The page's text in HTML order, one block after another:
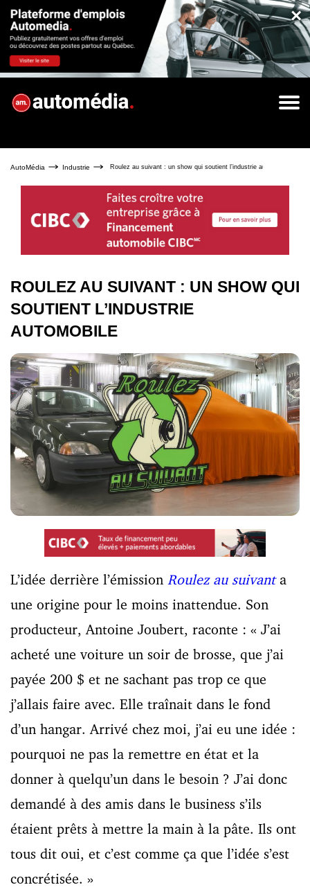
×
AutoMédia Industrie Roulez au suivant : un show qui soutient l’industrie automobile
ROULEZ AU SUIVANT : UN SHOW QUI
SOUTIENT L’INDUSTRIE
AUTOMOBILE
L’idée derrière l’émission Roulez au suivanta
une origine pour le moins inattendue. Son
producteur, Antoine Joubert, raconte : « J’ai
acheté une voiture un soir de brosse, que j’ai
payée 200 $ et ne sachant pas trop ce que
j’allais faire avec. Elle traînait dans le fond
d’un hangar. Arrivé chez moi, j’ai eu une idée :
pourquoi ne pas la remettre en état et la
donner à quelqu’un dans le besoin ? J’ai donc
demandé à des amis dans le business s’ils
étaient prêts à mettre la main à la pâte. Ils ont
tous dit oui, et c’est comme ça que l’idée s’est
concrétisée. »